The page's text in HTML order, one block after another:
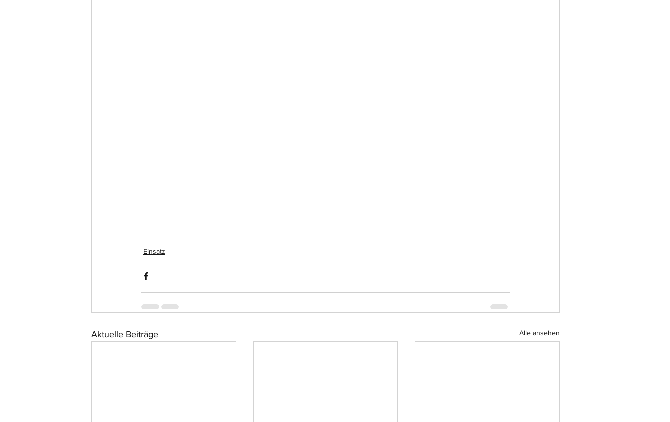
Einsatz
Aktuelle Beiträge Alle ansehen